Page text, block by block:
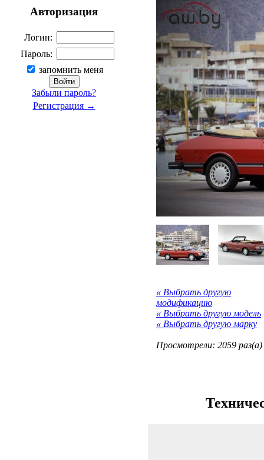
Авторизация
Логин:
Пароль:
запомнить меня
Забыли пароль?
Регистрация →
« Выбрать другую
модификацию
« Выбрать другую модель
« Выбрать другую марку
Просмотрели: 2059 раз(а)